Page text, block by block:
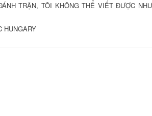
TRẬN, TÔI KHÔNG THỂ VIẾT ĐƯỢC NHƯ
HUNGARY